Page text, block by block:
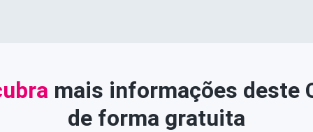
mais informações deste
de forma gratuita